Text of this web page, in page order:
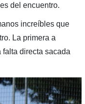
del encuentro.
increíbles que
La primera a
directa sacada